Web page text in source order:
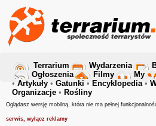
Terrarium Wydarzenia
Ogłoszenia
Filmy My
• Artykuły • Gatunki • Encyklopedia•
Organizacje • Rośliny
Oglądasz wersję mobilną, która nie ma pełnej
serwis, wyłącz reklamy